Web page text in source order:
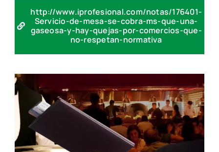
http://www.iprofesional.com/notas/176401-
Servicio-de-mesa-se-cobra-ms-que-una-
gaseosa-y-hay-quejas-por-comercios-que-
no-respetan-normativa